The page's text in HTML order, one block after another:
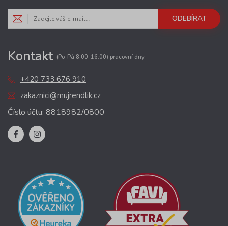
ODEBÍRAT
Kontakt (Po-Pá 8:00-16:00) pracovní dny
+420 733 676 910
zakaznici@mujrendlik.cz
Číslo účtu: 8818982/0800